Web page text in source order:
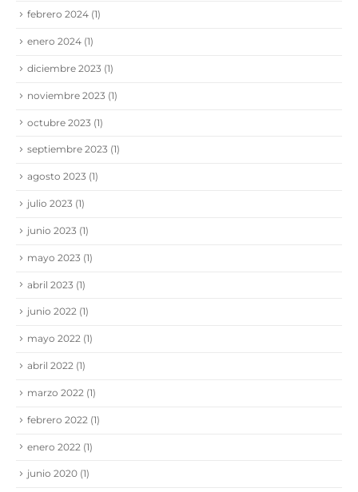
febrero 2024 (1)
enero 2024 (1)
diciembre 2023 (1)
noviembre 2023 (1)
octubre 2023 (1)
septiembre 2023 (1)
agosto 2023 (1)
julio 2023 (1)
junio 2023 (1)
mayo 2023 (1)
abril 2023 (1)
junio 2022 (1)
mayo 2022 (1)
abril 2022 (1)
marzo 2022 (1)
febrero 2022 (1)
enero 2022 (1)
junio 2020 (1)